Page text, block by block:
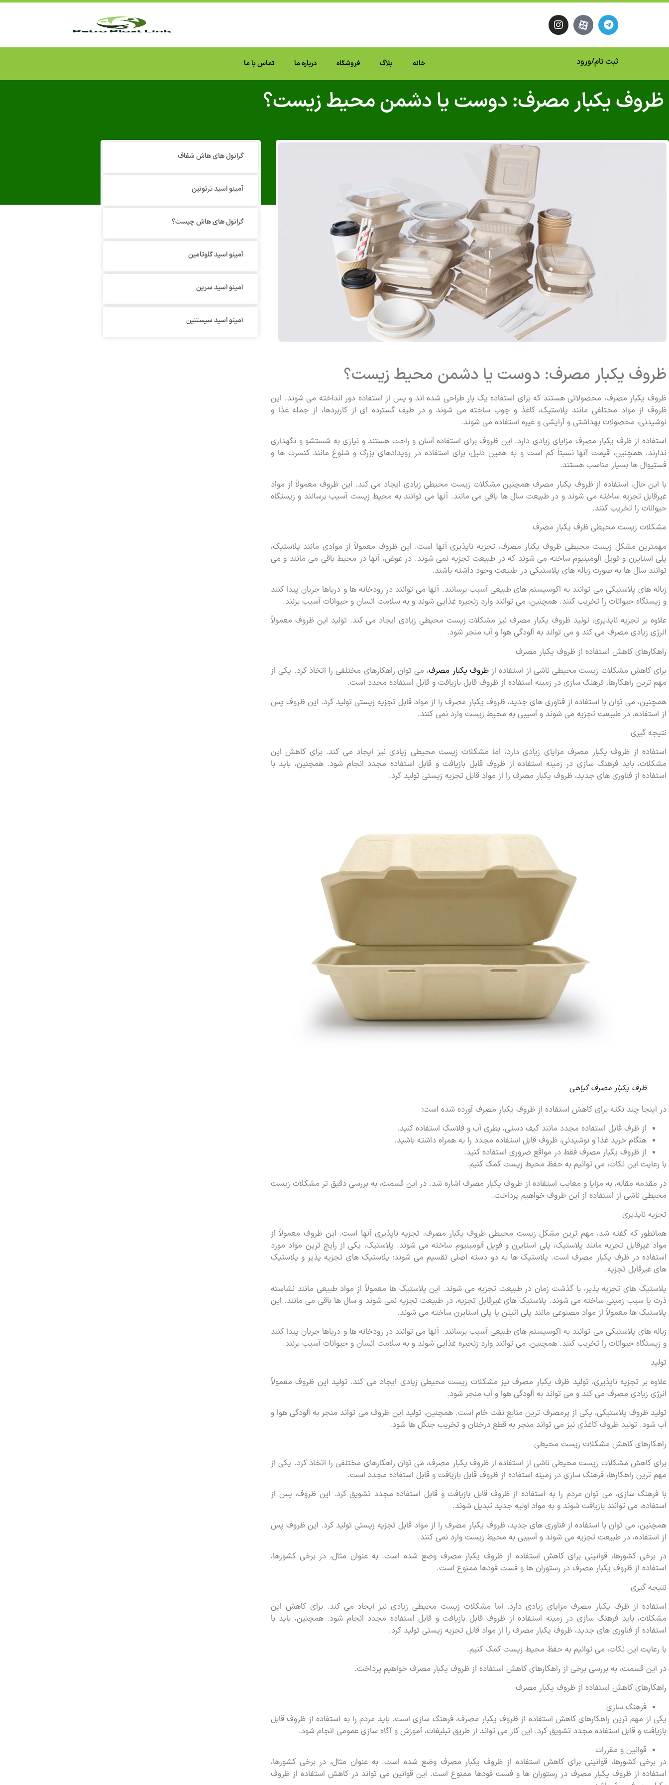
ثبت نام/ورود خانه بلاگ فروشگاه درباره ما تماس با ما
ظروف یکبار مصرف: دوست یا دشمن محیط زیست؟
گرانول‌ های هاش شفاف
آمینو اسید ترئونین
گرانول های هاش چیست؟
آمینو اسید گلوتامین
آمینو اسید سرین
آمینو اسید سیستئین
ظروف یکبار مصرف: دوست یا دشمن محیط زیست؟
ظروف یکبار مصرف، محصولاتی هستند که برای استفاده یک بار طراحی شده اند و پس از استفاده دور انداخته می شوند. این
ظروف از مواد مختلفی مانند پلاستیک، کاغذ و چوب ساخته می شوند و در طیف گسترده ای از کاربردها، از جمله غذا و
نوشیدنی، محصولات بهداشتی و آرایشی و غیره استفاده می شوند.
استفاده از ظرف یکبار مصرف مزایای زیادی دارد. این ظروف برای استفاده آسان و راحت هستند و نیازی به شستشو و نگهداری
ندارند. همچنین، قیمت آنها نسبتاً کم است و به همین دلیل، برای استفاده در رویدادهای بزرگ و شلوغ مانند کنسرت ها و
فستیوال ها بسیار مناسب هستند.
با این حال، استفاده از ظروف یکبار مصرف همچنین مشکلات زیست محیطی زیادی ایجاد می کند. این ظروف معمولاً از مواد
غیرقابل تجزیه ساخته می شوند و در طبیعت سال ها باقی می مانند. آنها می توانند به محیط زیست آسیب برسانند و زیستگاه
حیوانات را تخریب کنند.
مشکلات زیست محیطی ظرف یکبار مصرف
مهمترین مشکل زیست محیطی ظروف یکبار مصرف، تجزیه ناپذیری آنها است. این ظروف معمولاً از موادی مانند پلاستیک،
پلی استایرن و فویل آلومینیوم ساخته می شوند که در طبیعت تجزیه نمی شوند. در عوض، آنها در محیط باقی می مانند و می
توانند سال ها به صورت زباله های پلاستیکی در طبیعت وجود داشته باشند.
زباله های پلاستیکی می توانند به اکوسیستم های طبیعی آسیب برسانند. آنها می توانند در رودخانه ها و دریاها جریان پیدا کنند
و زیستگاه حیوانات را تخریب کنند. همچنین، می توانند وارد زنجیره غذایی شوند و به سلامت انسان و حیوانات آسیب بزنند.
علاوه بر تجزیه ناپذیری، تولید ظروف یکبار مصرف نیز مشکلات زیست محیطی زیادی ایجاد می کند. تولید این ظروف معمولاً
انرژی زیادی مصرف می کند و می تواند به آلودگی هوا و آب منجر شود.
راهکارهای کاهش استفاده از ظروف یکبار مصرف
برای کاهش مشکلات زیست محیطی ناشی از استفاده ازظروف یکبار مصرف، می توان راهکارهای مختلفی را اتخاذ کرد. یکی از
مهم ترین راهکارها، فرهنگ سازی در زمینه استفاده از ظروف قابل بازیافت و قابل استفاده مجدد است.
همچنین، می توان با استفاده از فناوری های جدید، ظروف یکبار مصرف را از مواد قابل تجزیه زیستی تولید کرد. این ظروف پس
از استفاده، در طبیعت تجزیه می شوند و آسیبی به محیط زیست وارد نمی کنند.
نتیجه گیری
استفاده از ظروف یکبار مصرف مزایای زیادی دارد، اما مشکلات زیست محیطی زیادی نیز ایجاد می کند. برای کاهش این
مشکلات، باید فرهنگ سازی در زمینه استفاده از ظروف قابل بازیافت و قابل استفاده مجدد انجام شود. همچنین، باید با
استفاده از فناوری های جدید، ظروف یکبار مصرف را از مواد قابل تجزیه زیستی تولید کرد.
ظرف یکبار مصرف گیاهی
در اینجا چند نکته برای کاهش استفاده از ظروف یکبار مصرف آورده شده است:
از ظرف قابل استفاده مجدد مانند کیف دستی، بطری آب و فلاسک استفاده کنید.
هنگام خرید غذا و نوشیدنی، ظروف قابل استفاده مجدد را به همراه داشته باشید.
از ظروف یکبار مصرف فقط در مواقع ضروری استفاده کنید.
با رعایت این نکات، می توانیم به حفظ محیط زیست کمک کنیم.
در مقدمه مقاله، به مزایا و معایب استفاده از ظروف یکبار مصرف اشاره شد. در این قسمت، به بررسی دقیق تر مشکلات زیست
محیطی ناشی از استفاده از این ظروف خواهیم پرداخت.
تجزیه ناپذیری
همانطور که گفته شد، مهم ترین مشکل زیست محیطی ظروف یکبار مصرف، تجزیه ناپذیری آنها است. این ظروف معمولاً از
مواد غیرقابل تجزیه مانند پلاستیک، پلی استایرن و فویل آلومینیوم ساخته می شوند. پلاستیک، یکی از رایج ترین مواد مورد
استفاده در ظرف یکبار مصرف است. پلاستیک ها به دو دسته اصلی تقسیم می شوند: پلاستیک های تجزیه پذیر و پلاستیک
های غیرقابل تجزیه.
پلاستیک های تجزیه پذیر، با گذشت زمان در طبیعت تجزیه می شوند. این پلاستیک ها معمولاً از مواد طبیعی مانند نشاسته
ذرت یا سیب زمینی ساخته می شوند. پلاستیک های غیرقابل تجزیه، در طبیعت تجزیه نمی شوند و سال ها باقی می مانند. این
پلاستیک ها معمولاً از مواد مصنوعی مانند پلی اتیلن یا پلی استایرن ساخته می شوند.
زباله های پلاستیکی می توانند به اکوسیستم های طبیعی آسیب برسانند. آنها می توانند در رودخانه ها و دریاها جریان پیدا کنند
و زیستگاه حیوانات را تخریب کنند. همچنین، می توانند وارد زنجیره غذایی شوند و به سلامت انسان و حیوانات آسیب بزنند.
تولید
علاوه بر تجزیه ناپذیری، تولید ظرف یکبار مصرف نیز مشکلات زیست محیطی زیادی ایجاد می کند. تولید این ظروف معمولاً
انرژی زیادی مصرف می کند و می تواند به آلودگی هوا و آب منجر شود.
تولید ظروف پلاستیکی، یکی از پرمصرف ترین منابع نفت خام است. همچنین، تولید این ظروف می تواند منجر به آلودگی هوا و
آب شود. تولید ظروف کاغذی نیز می تواند منجر به قطع درختان و تخریب جنگل ها شود.
راهکارهای کاهش مشکلات زیست محیطی
برای کاهش مشکلات زیست محیطی ناشی از استفاده از ظروف یکبار مصرف، می توان راهکارهای مختلفی را اتخاذ کرد. یکی از
مهم ترین راهکارها، فرهنگ سازی در زمینه استفاده از ظروف قابل بازیافت و قابل استفاده مجدد است.
با فرهنگ سازی، می توان مردم را به استفاده از ظروف قابل بازیافت و قابل استفاده مجدد تشویق کرد. این ظروف، پس از
استفاده، می توانند بازیافت شوند و به مواد اولیه جدید تبدیل شوند.
همچنین، می توان با استفاده از فناوری های جدید، ظروف یکبار مصرف را از مواد قابل تجزیه زیستی تولید کرد. این ظروف پس
از استفاده، در طبیعت تجزیه می شوند و آسیبی به محیط زیست وارد نمی کنند.
در برخی کشورها، قوانینی برای کاهش استفاده از ظروف یکبار مصرف وضع شده است. به عنوان مثال، در برخی کشورها،
استفاده از ظروف یکبار مصرف در رستوران ها و فست فودها ممنوع است.
نتیجه گیری
استفاده از ظرف یکبار مصرف مزایای زیادی دارد، اما مشکلات زیست محیطی زیادی نیز ایجاد می کند. برای کاهش این
مشکلات، باید فرهنگ سازی در زمینه استفاده از ظروف قابل بازیافت و قابل استفاده مجدد انجام شود. همچنین، باید با
استفاده از فناوری های جدید، ظروف یکبار مصرف را از مواد قابل تجزیه زیستی تولید کرد.
با رعایت این نکات، می توانیم به حفظ محیط زیست کمک کنیم.
در این قسمت، به بررسی برخی از راهکارهای کاهش استفاده از ظروف یکبار مصرف خواهیم پرداخت.
راهکارهای کاهش استفاده از ظروف یکبار مصرف
فرهنگ سازی
یکی از مهم ترین راهکارهای کاهش استفاده از ظروف یکبار مصرف، فرهنگ سازی است. باید مردم را به استفاده از ظروف قابل
بازیافت و قابل استفاده مجدد تشویق کرد. این کار می تواند از طریق تبلیغات، آموزش و آگاه سازی عمومی انجام شود.
قوانین و مقررات
در برخی کشورها، قوانینی برای کاهش استفاده از ظروف یکبار مصرف وضع شده است. به عنوان مثال، در برخی کشورها،
استفاده از ظروف یکبار مصرف در رستوران ها و فست فودها ممنوع است. این قوانین می تواند در کاهش استفاده از ظروف